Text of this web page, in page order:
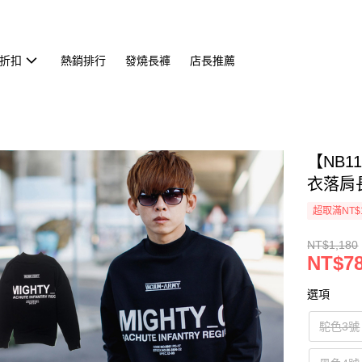
扣 熱銷排行 發燒長褲 店長推薦
【
衣落肩
超取滿
NT$1,180
選項
駝色3號